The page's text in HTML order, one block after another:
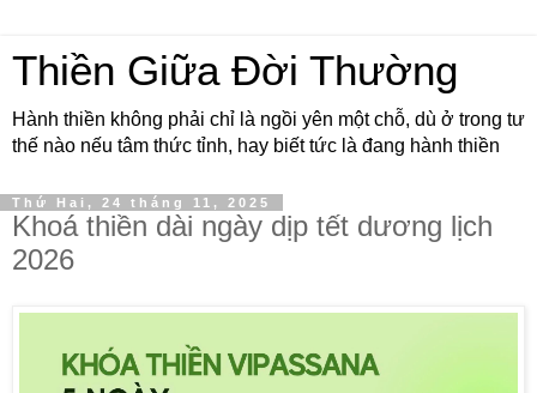
Thiền Giữa Đời Thường
Hành thiền không phải chỉ là ngồi yên một chỗ, dù ở trong tư
thế nào nếu tâm thức tỉnh, hay biết tức là đang hành thiền
Thứ Hai, 24 tháng 11, 2025
Khoá thiền dài ngày dịp tết dương lịch
2026